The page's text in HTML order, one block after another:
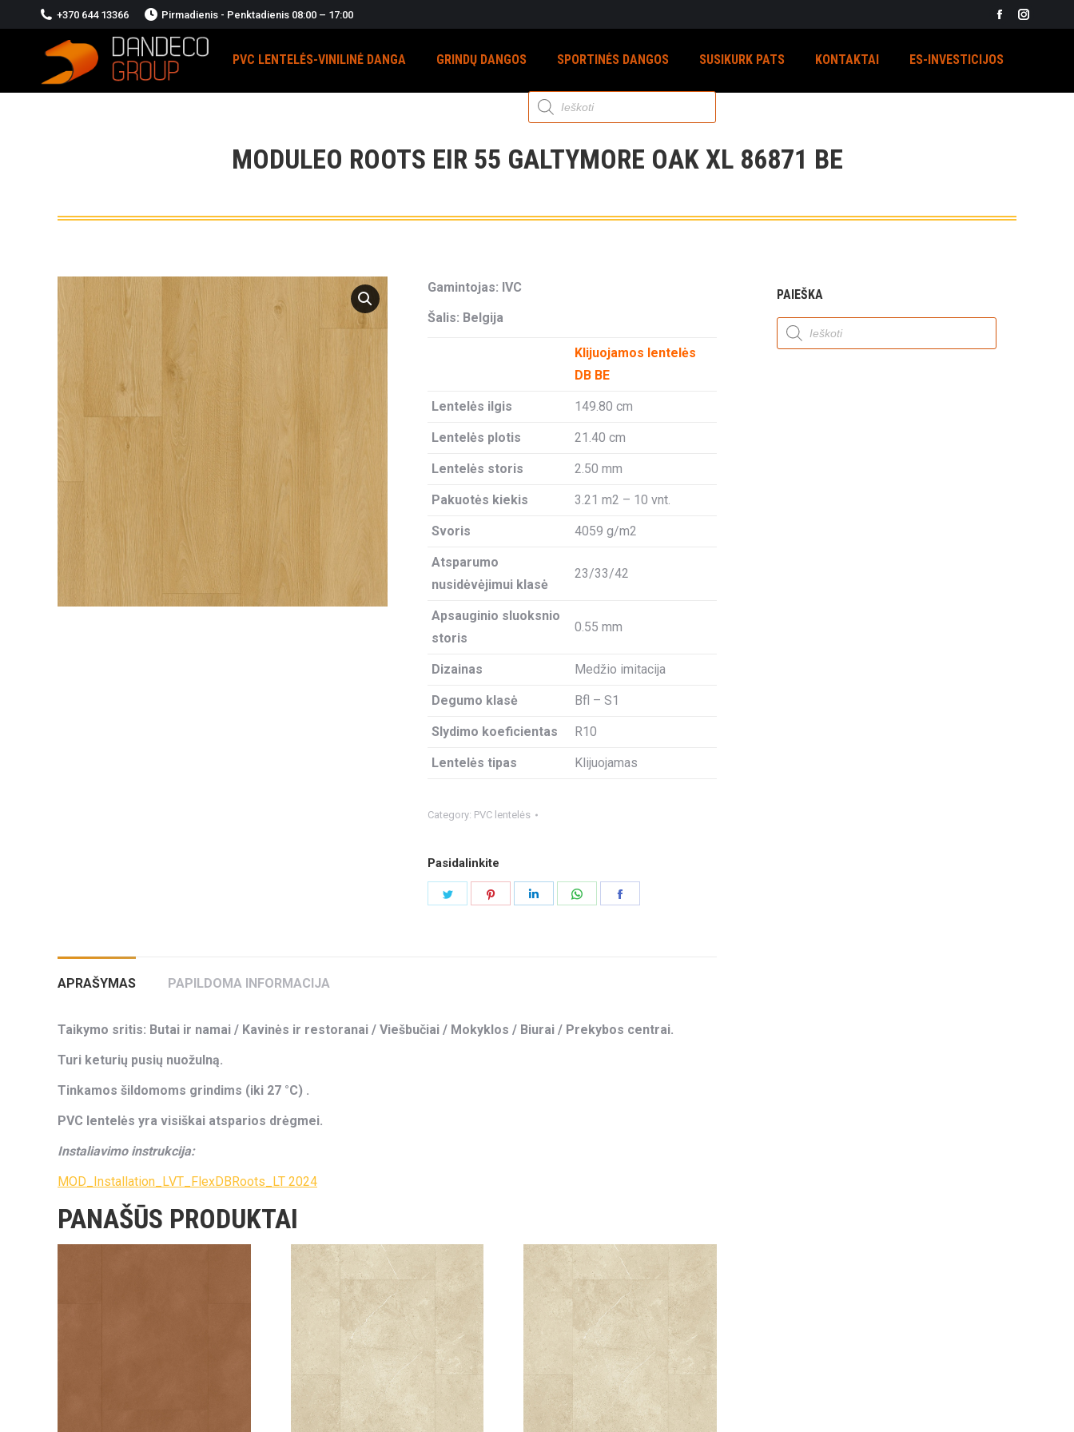
+370 644 13366 Pirmadienis - Penktadienis 08:00 – 17:00
Facebook
opens
PVC LENTELĖS-VINILINĖ DANGA GRINDŲ DANGOS SPORTINĖS DANGOS SUSIKURK PATS KONTAKTAI ES-INVESTICIJOS
Products
search
MODULEO ROOTS EIR 55 GALTYMORE OAK XL 86871 BE
Gamintojas: IVC
Šalis: Belgija
Klijuojamos lentelės
DB BE
Lentelės ilgis 149.80 cm
Lentelės plotis 21.40 cm
Lentelės storis 2.50 mm
Pakuotės kiekis 3.21 m2 – 10 vnt.
Svoris 4059 g/m2
Atsparumo
nusidėvėjimui klasė
23/33/42
Apsauginio sluoksnio
storis
0.55 mm
Dizainas Medžio imitacija
Degumo klasė Bfl – S1
Slydimo koeficientas R10
Lentelės tipas Klijuojamas
Category: PVC lentelės
Pasidalinkite
Share
Share
APRAŠYMAS PAPILDOMA INFORMACIJA
Taikymo sritis: Butai ir namai / Kavinės ir restoranai / Viešbučiai / Mokyklos / Biurai / Prekybos centrai.
Turi keturių pusių nuožulną.
Tinkamos šildomoms grindims (iki 27 °C) .
PVC lentelės yra visiškai atsparios drėgmei.
Instaliavimo instrukcija:
MOD_Installation_LVT_FlexDBRoots_LT 2024
PANAŠŪS PRODUKTAI
PAIEŠKA
Products
search